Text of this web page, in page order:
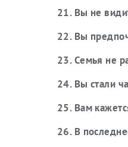
21. Вы не
22. Вы
23. Семья не
24. Вы стали
25. Вам
26. В